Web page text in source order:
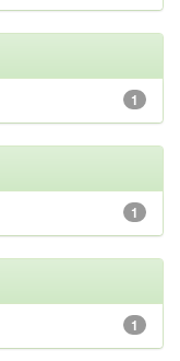
1
1
1